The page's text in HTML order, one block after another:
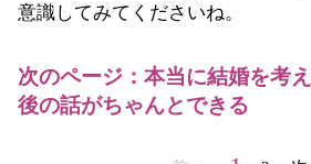
意識してみてくださいね。
次のページ：本当に結婚を考
後の話がちゃんとできる